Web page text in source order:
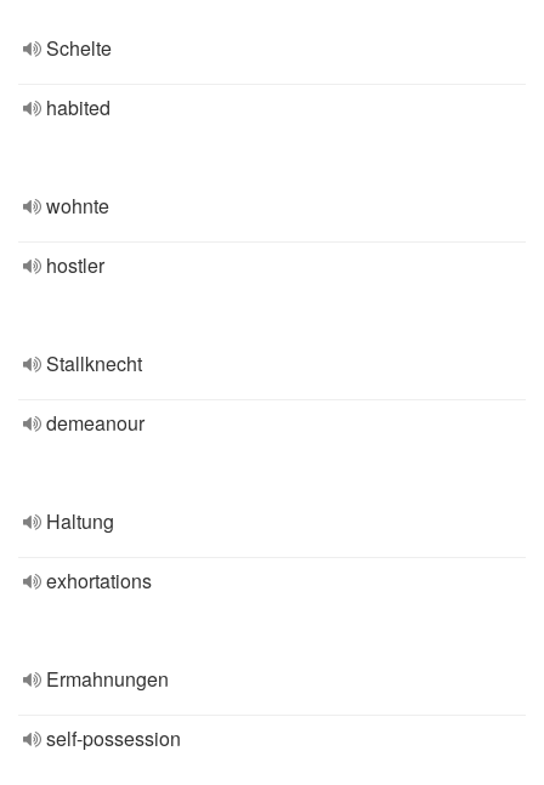
Schelte
habited
wohnte
hostler
Stallknecht
demeanour
Haltung
exhortations
Ermahnungen
self-possession